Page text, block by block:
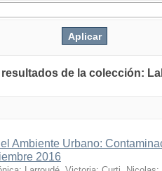
de la colección:
Ambiente Urbano:
2016